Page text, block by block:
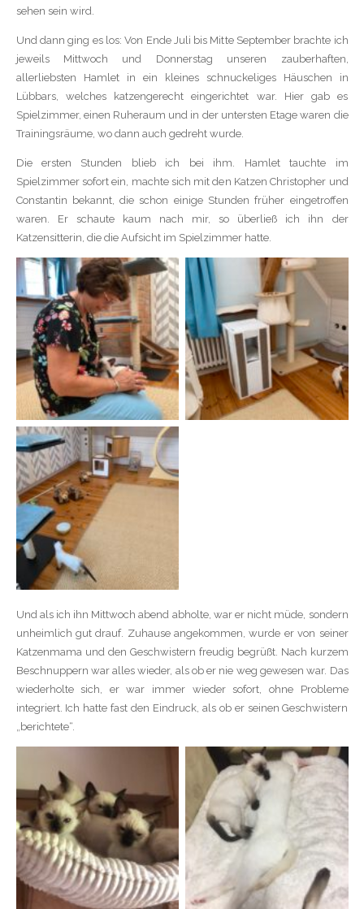
sehen sein wird.
Und dann ging es los: Von Ende Juli bis Mitte September brachte ich
jeweils Mittwoch und Donnerstag unseren zauberhaften,
allerliebsten Hamlet in ein kleines schnuckeliges Häuschen in
Lübbars, welches katzengerecht eingerichtet war. Hier gab es
Spielzimmer, einen Ruheraum und in der untersten Etage waren die
Trainingsräume, wo dann auch gedreht wurde.
Die ersten Stunden blieb ich bei ihm. Hamlet tauchte im
Spielzimmer sofort ein, machte sich mit den Katzen Christopher und
Constantin bekannt, die schon einige Stunden früher eingetroffen
waren. Er schaute kaum nach mir, so überließ ich ihn der
Katzensitterin, die die Aufsicht im Spielzimmer hatte.
Und als ich ihn Mittwoch abend abholte, war er nicht müde, sondern
unheimlich gut drauf. Zuhause angekommen, wurde er von seiner
Katzenmama und den Geschwistern freudig begrüßt. Nach kurzem
Beschnuppern war alles wieder, als ob er nie weg gewesen war. Das
wiederholte sich, er war immer wieder sofort, ohne Probleme
integriert. Ich hatte fast den Eindruck, als ob er seinen Geschwistern
„berichtete“.